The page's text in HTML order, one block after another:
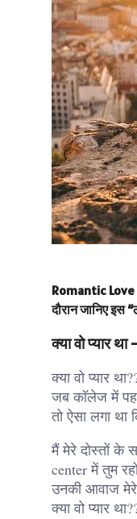
Romantic
दौरान जानिए इस
क्या वो प्यार
क्या वो प्यार
जब कॉलेज में
तो ऐसा लगा था
मैं मेरे दोस्तों के
center में तुम
उनकी आवाज मेरे
क्या वो प्यार